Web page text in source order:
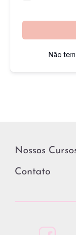
Não
Nossos
Contato